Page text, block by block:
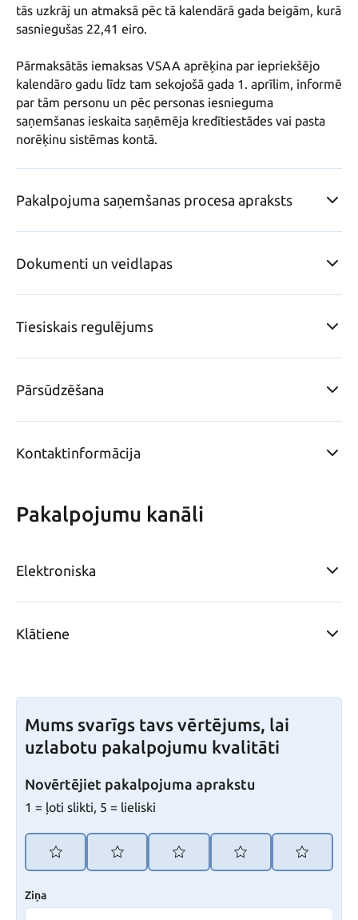
tās uzkrāj un atmaksā pēc tā kalendārā gada beigām, kurā
sasniegušas 22,41 eiro.
Pārmaksātās iemaksas VSAA aprēķina par iepriekšējo
kalendāro gadu līdz tam sekojošā gada 1. aprīlim, informē
par tām personu un pēc personas iesnieguma
saņemšanas ieskaita saņēmēja kredītiestādes vai pasta
norēķinu sistēmas kontā.
Pakalpojuma saņemšanas procesa apraksts
Dokumenti un veidlapas
Tiesiskais regulējums
Pārsūdzēšana
Kontaktinformācija
Pakalpojumu kanāli
Elektroniska
Klātiene
Mums svarīgs tavs vērtējums, lai
uzlabotu pakalpojumu kvalitāti
Novērtējiet pakalpojuma aprakstu
1 = ļoti slikti, 5 = lieliski
Ziņa